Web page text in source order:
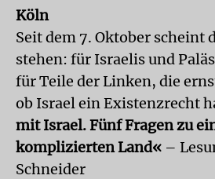
Köln
Seit dem 7. Oktober scheint
stehen: für Israelis und
für Teile der Linken, die
ob Israel ein Existenzrecht
mit Israel. Fünf Fragen zu
komplizierten Land« –
Schneider